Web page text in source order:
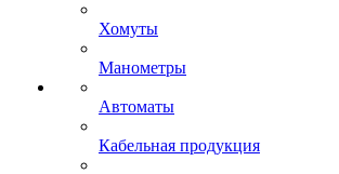
Хомуты
Манометры
Автоматы
Кабельная продукция